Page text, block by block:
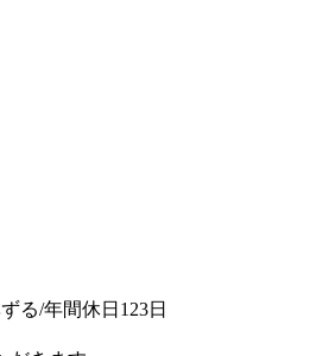
る/年間休日123日